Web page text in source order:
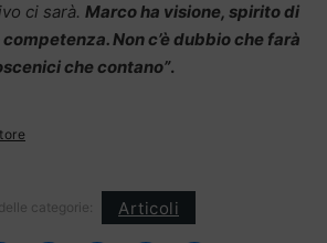
ci sarà. Marco ha visione, spirito di
Non c’è dubbio che farà
che contano”.
categorie: Articoli